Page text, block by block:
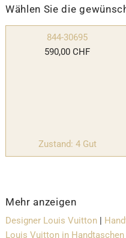
Wählen Sie die
844-30695
590,00 CHF
Zustand: 4 Gut
Mehr anzeigen
Designer Louis Vuitton
Louis Vuitton in Handtaschen